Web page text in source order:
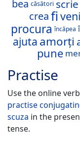
bea căsători scrie
creafiveni
procura încăpea
ajuta amorți
pune
Practise
Use the online
practise
scuza in the
tense.